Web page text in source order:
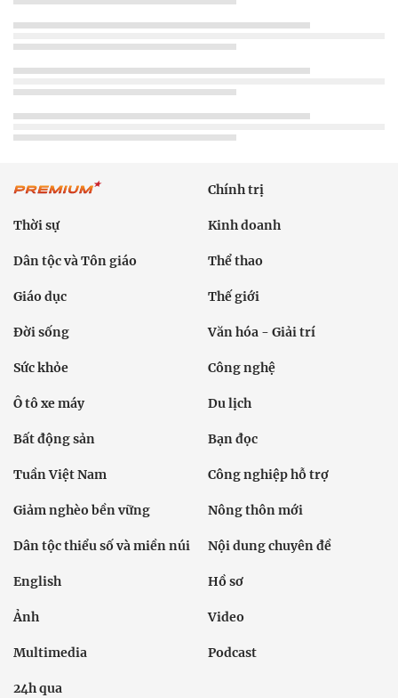
Chính trị
Thời sự Kinh doanh
Dân tộc và Tôn giáo Thể thao
Giáo dục Thế giới
Đời sống Văn hóa - Giải trí
Sức khỏe Công nghệ
Ô tô xe máy Du lịch
Bất động sản Bạn đọc
Tuần Việt Nam Công nghiệp hỗ trợ
Giảm nghèo bền vững Nông thôn mới
Dân tộc thiểu số và miền núi Nội dung chuyên đề
English Hồ sơ
Ảnh Video
Multimedia Podcast
24h qua